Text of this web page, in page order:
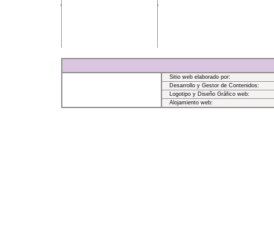
Sitio web elaborado por:
Desarrollo y Gestor de Contenidos:
Logotipo y Diseño Gráfico web:
Alojamiento web: